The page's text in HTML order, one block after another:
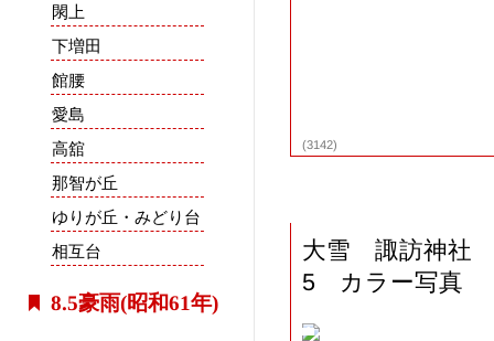
閖上
下増田
館腰
愛島
高舘
那智が丘
ゆりが丘・みどり台
相互台
8.5豪雨(昭和61年)
(3142)
大雪 諏訪神社
5 カラー写真